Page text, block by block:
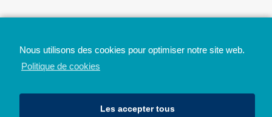
Nous utilisons des cookies pour optimiser notre site web.
Politique de cookies
Les accepter tous